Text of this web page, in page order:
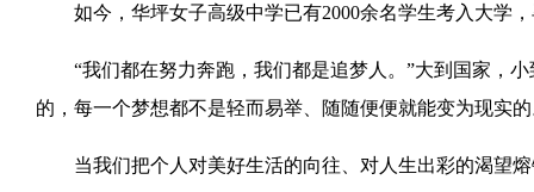
如今，华坪女子高级中学已有2000余名学生考入大学
“我们都在努力奔跑，我们都是追梦人。”大到国家，小
的，每一个梦想都不是轻而易举、随随便便就能变为现实
当我们把个人对美好生活的向往、对人生出彩的渴望熔